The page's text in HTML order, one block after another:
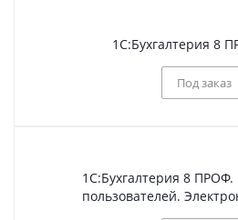
1С:Бухгалтерия 8
Под заказ
1С:Бухгалтерия 8 ПРОФ.
пользователей.